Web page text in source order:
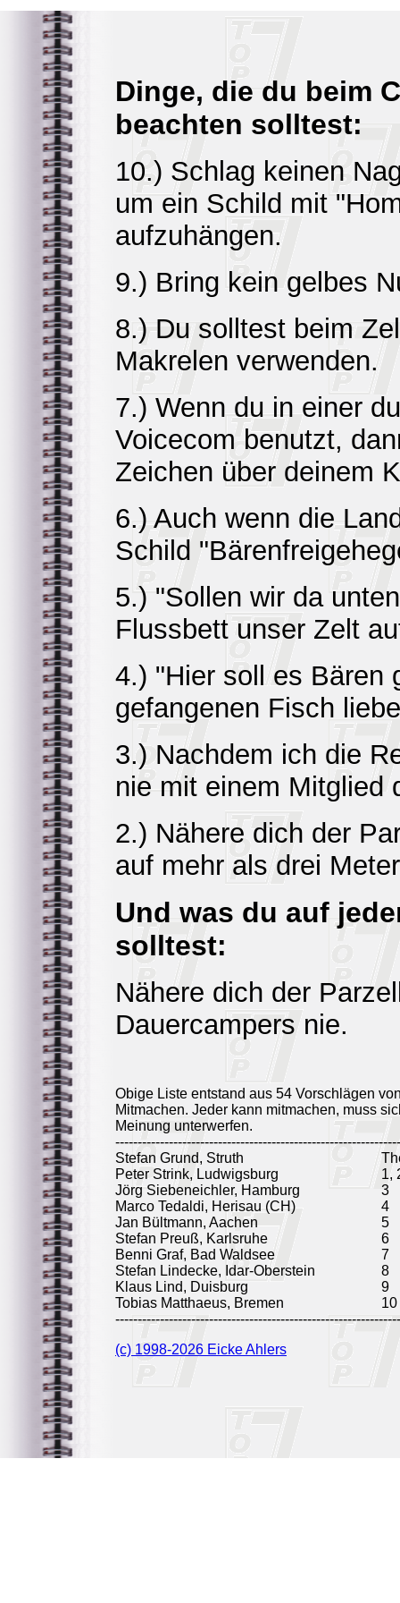
Dinge, die du beim
beachten solltest:
10.) Schlag keinen
um ein Schild mit
aufzuhängen.
9.) Bring kein gelbes
8.) Du solltest beim
Makrelen verwenden.
7.) Wenn du in einer
Voicecom benutzt,
Zeichen über deinem
6.) Auch wenn die
Schild
5.) "Sollen wir da
Flussbett unser Zelt
4.) "Hier soll es Bären
gefangenen Fisch
3.) Nachdem ich die
nie mit einem Mitglied
2.) Nähere dich der
auf mehr als drei
Und was du auf
solltest:
Nähere dich der
Dauercampers nie.
Obige Liste entstand aus 54 Vorschlägen
Mitmachen. Jeder kann mitmachen, muss
Meinung unterwerfen.
Stefan Grund, Struth
Peter Strink, Ludwigsburg
1,
Jörg Siebeneichler, Hamburg
3
Marco Tedaldi, Herisau (CH)
4
Jan Bültmann, Aachen
5
Stefan Preuß, Karlsruhe
6
Benni Graf, Bad Waldsee
7
Stefan Lindecke, Idar-Oberstein
8
Klaus Lind, Duisburg
9
Tobias Matthaeus, Bremen
10
(c) 1998-2026 Eicke Ahlers